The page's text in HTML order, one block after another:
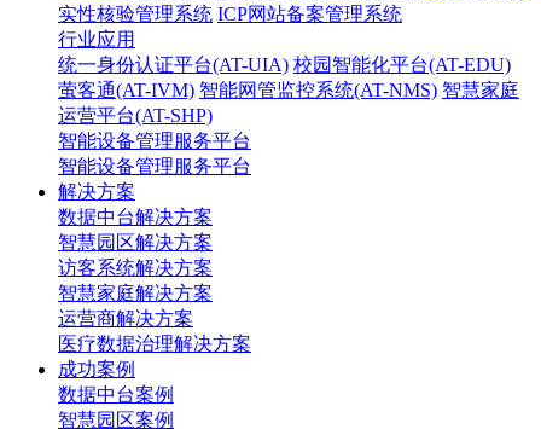
实性核验管理系统 ICP网站备案管理系统
行业应用
统一身份认证平台(AT-UIA) 校园智能化平台(AT-EDU)
萤客通(AT-IVM) 智能网管监控系统(AT-NMS) 智慧家庭
运营平台(AT-SHP)
智能设备管理服务平台
智能设备管理服务平台
解决方案
数据中台解决方案
智慧园区解决方案
访客系统解决方案
智慧家庭解决方案
运营商解决方案
医疗数据治理解决方案
成功案例
数据中台案例
智慧园区案例